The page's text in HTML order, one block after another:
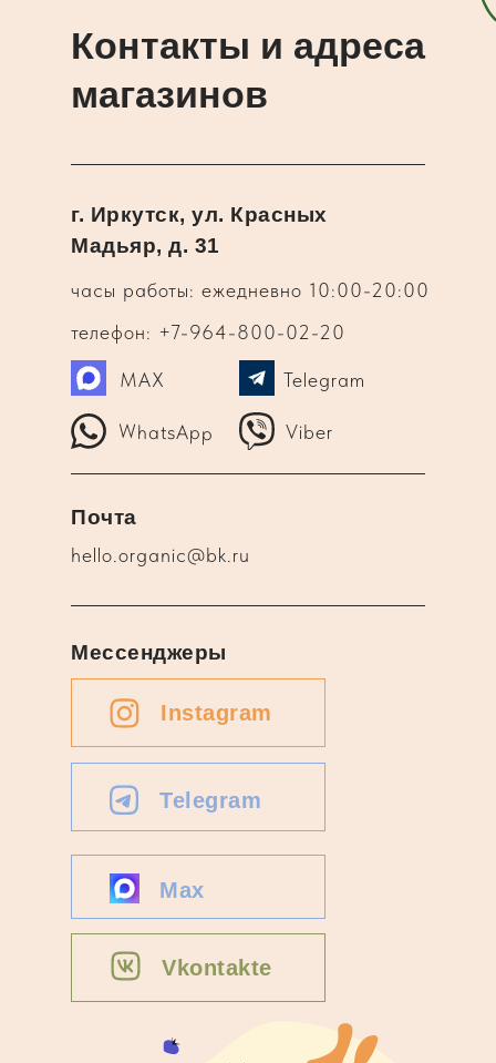
Контакты и адреса
магазинов
часы работы: ежедневно 10:00-20:00
г. Иркутск, ул. Красных
Мадьяр, д. 31
телефон: +7-964-800-02-20
WhatsApp Viber
Telegram
MAX
hello.organic@bk.ru
Почта
Instagram
Telegram
Max
Vkontakte
Мессенджеры